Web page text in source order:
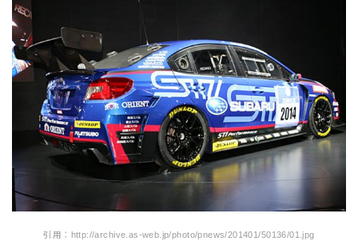
引用：http://archive.as-web.jp/photo/pnews/201401/50136/01.jpg